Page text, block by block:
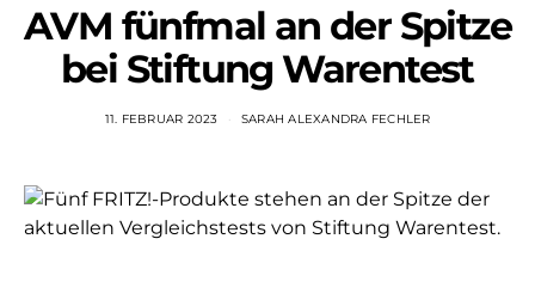
AVM fünfmal an der Spitze
bei Stiftung Warentest
11. FEBRUAR 2023 SARAH ALEXANDRA FECHLER